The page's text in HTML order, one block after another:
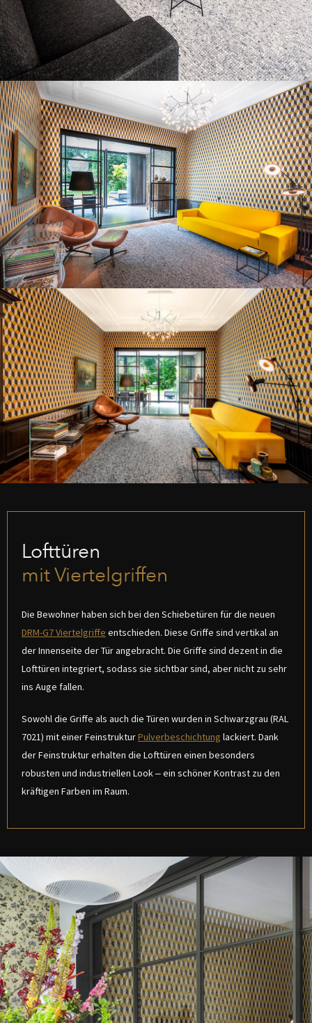
Lofttüren
mit Viertelgriffen
Die Bewohner haben sich bei den Schiebetüren für die neuen
DRM-G7 Viertelgriffe entschieden. Diese Griffe sind vertikal an
der Innenseite der Tür angebracht. Die Griffe sind dezent in die
Lofttüren integriert, sodass sie sichtbar sind, aber nicht zu sehr
ins Auge fallen.
Sowohl die Griffe als auch die Türen wurden in Schwarzgrau (RAL
7021) mit einer FeinstrukturPulverbeschichtung lackiert. Dank
der Feinstruktur erhalten die Lofttüren einen besonders
robusten und industriellen Look – ein schöner Kontrast zu den
kräftigen Farben im Raum.